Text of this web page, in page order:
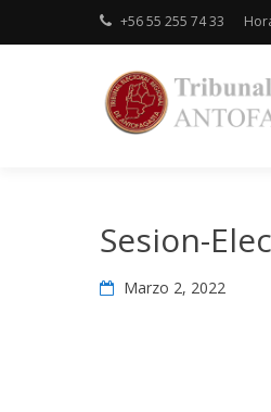
+56 55 255 74 33
Sesion-
Marzo 2, 2022